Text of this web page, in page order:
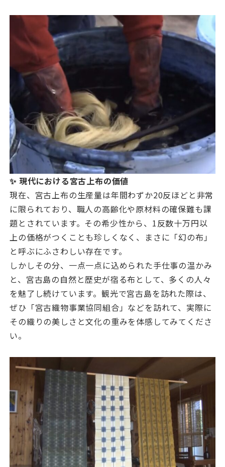
✨ 現代における宮古上布の価値
現在、宮古上布の生産量は年間わずか20反ほどと非常
に限られており、職人の高齢化や原材料の確保難も課
題とされています。その希少性から、1反数十万円以
上の価格がつくことも珍しくなく、まさに「幻の布」
と呼ぶにふさわしい存在です。
しかしその分、一点一点に込められた手仕事の温かみ
と、宮古島の自然と歴史が宿る布として、多くの人々
を魅了し続けています。観光で宮古島を訪れた際は、
ぜひ「宮古織物事業協同組合」などを訪れて、実際に
その織りの美しさと文化の重みを体感してみてくださ
い。